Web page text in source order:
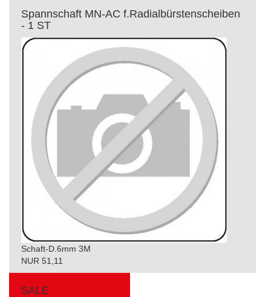
Spannschaft MN-AC f.Radialbürstenscheiben
- 1 ST
Schaft-D.6mm 3M
NUR 51,11
SALE